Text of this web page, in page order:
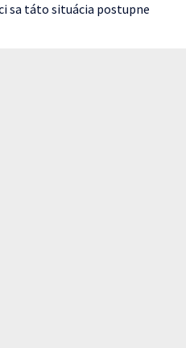
sa táto situácia postupne